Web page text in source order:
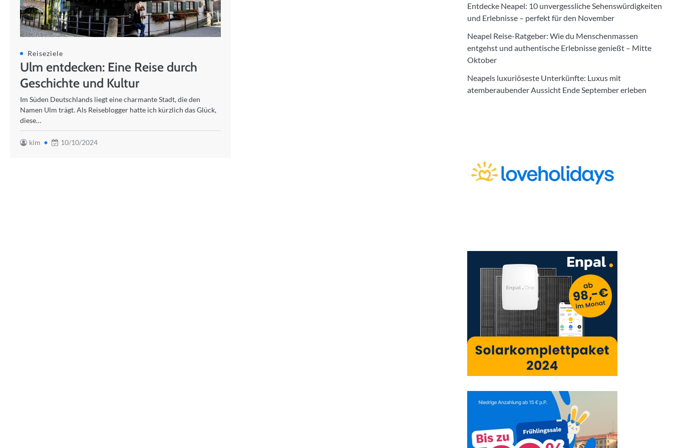
Reiseziele
Ulm entdecken: Eine Reise durch
Geschichte und Kultur
Im Süden Deutschlands liegt eine charmante Stadt, die den
Namen Ulm trägt. Als Reiseblogger hatte ich kürzlich das Glück,
diese…
kim 10/10/2024
Entdecke Neapel: 10 unvergessliche Sehenswürdigkeiten
und Erlebnisse – perfekt für den November
Neapel Reise-Ratgeber: Wie du Menschenmassen
entgehst und authentische Erlebnisse genießt – Mitte
Oktober
Neapels luxuriöseste Unterkünfte: Luxus mit
atemberaubender Aussicht Ende September erleben